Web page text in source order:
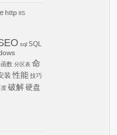
http IIS
sql SQL
函数 分区表 命
装 性能 技巧
度 破解硬盘